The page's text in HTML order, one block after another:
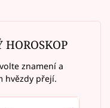
HOROSKOP
znamení a
hvězdy přejí.